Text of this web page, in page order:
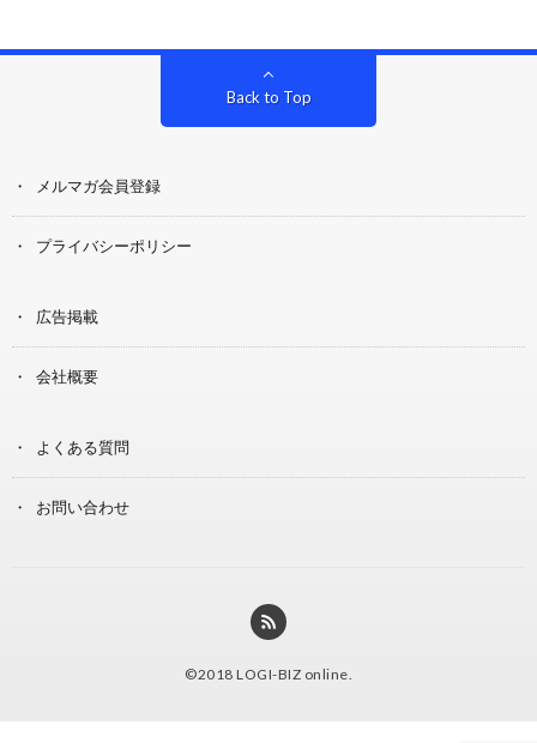
Back to Top
メルマガ会員登録
プライバシーポリシー
広告掲載
会社概要
よくある質問
お問い合わせ
©2018 LOGI-BIZ online